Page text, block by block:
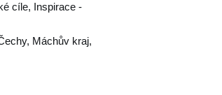
cíle, Inspirace -
, Máchův kraj,